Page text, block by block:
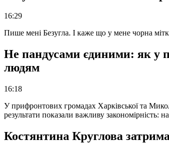
16:29
Пише мені Безугла. І каже що у мене чорна
Не пандусами єдиними: як у
людям
16:18
У прифронтових громадах Харківської та
результати показали важливу закономірність:
Костянтина Круглова